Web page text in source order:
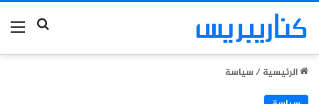
بحث
الرئيسية/ سياسة